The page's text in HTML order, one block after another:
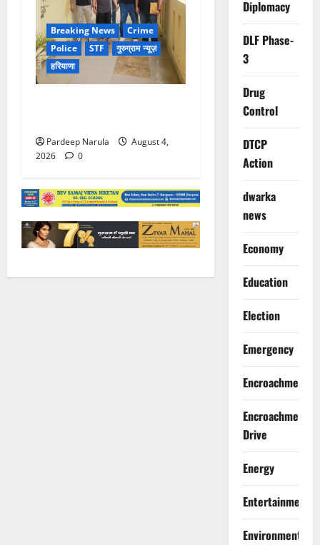
Breaking News
Crime
Police
STF
गुरुग्राम न्यूज़
हरियाणा
Pardeep Narula
August 4,
2026
0
Diplomacy
DLF Phase-
3
Drug
Control
DTCP
Action
dwarka
news
Economy
Education
Election
Emergency
Encroachment
Encroachment
Drive
Energy
Entertainment
Environment